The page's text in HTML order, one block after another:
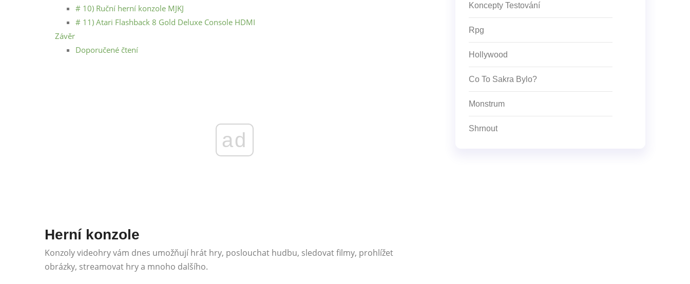
# 10) Ruční herní konzole MJKJ
# 11) Atari Flashback 8 Gold Deluxe Console HDMI
Závěr
Doporučené čtení
ad
Herní konzole
Konzoly videohry vám dnes umožňují hrát hry, poslouchat hudbu, sledovat filmy, prohlížet
obrázky, streamovat hry a mnoho dalšího.
Koncepty Testování
Rpg
Hollywood
Co To Sakra Bylo?
Monstrum
Shrnout